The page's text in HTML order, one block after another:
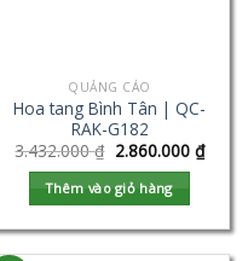
QUẢNG CÁO
Hoa tang Bình Tân | QC-
RAK-G182
3.432.000₫ 2.860.000 ₫
Thêm vào giỏ hàng